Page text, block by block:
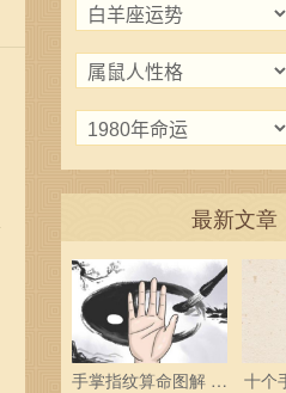
最新文章
手掌指纹算命图解 三
十个